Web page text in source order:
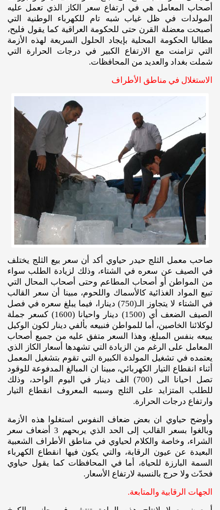
أصحاب المعامل هي في ارتفاع سعر الكاز الذي تعمل عليه
المولدات في ظل غياب شبه تام للكهرباء الوطنية التي
أصبحت معضلة القرن حتى للحكومة العراقية كما يقول فليح،
مطالبا الحكومة المحلية بإيجاد الحلول السريعة لهذه الأزمة
التي تزامنت مع الارتفاع الكبير في درجات الحرارة التي
شملت بغداد والعديد من المحافظات.
الاستغلال في مناطق الأطراف
صاحب معمل الثلج حيدر حياوي أكد أن سعر بيع الثلج يختلف
في الصيف عن سعره في الشتاء، وذلك لزيادة الطلب سواء
من المواطن أو أصحاب المطاعم وحتى أصحاب المحال التي
تبيع المواد الغذائية كالأسماك واللحوم، مبينا أن سعر القالب
في الشتاء لا يتجاوز الـ(750) دينارا، فيما يبلغ سعره في فصل
الصيف الضعف أي (1500) دينار واحيانا (1600) كسعر جملة
لوكلائنا الخاصين، أما للمواطن فنبيعه بألفي دينار لكون الوكيل
يبيعه بنفس المبلغ، وهذا السعر متفق عليه من جميع أصحاب
المعامل على الرغم من الزيادة التي تشهدها أسعار الكاز الذي
يعتمده في تشغيل المولدة الكبيرة التي تقوم بتشغيل المعمل
أثناء انقطاع التيار الكهربائي، مبينا ان المبالغ المدفوعة للوقود
تصل احيانا الى (700) الف دينار في اليوم الواحد، وذلك
للطلب المتزايد على الثلج وسببه المعروف انقطاع التيار
وارتفاع درجات الحرارة.
وأوضح حياوي ان بعض ضعاف النفوس استغلوا هذه الأزمة
وبالغوا بسعر القالب إلى الحد الذي يربحهم 3 أضعاف سعر
الشراء، وخاصة والكلام لحياوي في مناطق الأطراف الشعبية
البعيدة عن عيون الرقابة، والتي يكون فيها انقطاع الكهرباء
السمة البارزة للحياة، أما في المحافظات كما يقول حياوي
فحدّث ولا حرج بالنسبة لارتفاع الأسعار.
الجهات الرقابية والمتابعة.